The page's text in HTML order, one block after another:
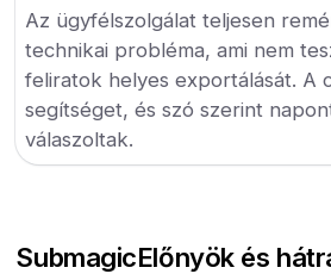
Az ügyfélszolgálat teljesen
technikai probléma, ami nem
feliratok helyes exportálását. A
segítséget, és szó szerint
válaszoltak.
SubmagicElőnyök és